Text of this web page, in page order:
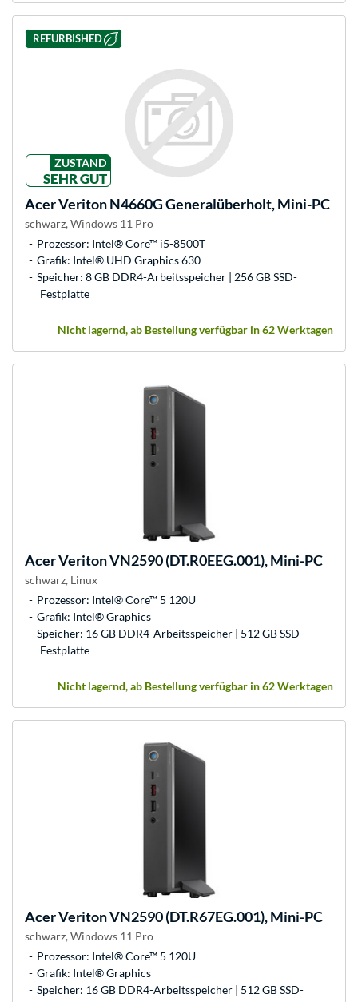
REFURBISHED
ZUSTAND
SEHR GUT
AcerVeriton N4660G Generalüberholt, Mini-PC
schwarz, Windows 11 Pro
Prozessor: Intel® Core™ i5-8500T
Grafik: Intel® UHD Graphics 630
Speicher: 8 GB DDR4-Arbeitsspeicher | 256 GB SSD-
Festplatte
Nicht lagernd, ab Bestellung verfügbar in 62 Werktagen
AcerVeriton VN2590 (DT.R0EEG.001), Mini-PC
schwarz, Linux
Prozessor: Intel® Core™ 5 120U
Grafik: Intel® Graphics
Speicher: 16 GB DDR4-Arbeitsspeicher | 512 GB SSD-
Festplatte
Nicht lagernd, ab Bestellung verfügbar in 62 Werktagen
AcerVeriton VN2590 (DT.R67EG.001), Mini-PC
schwarz, Windows 11 Pro
Prozessor: Intel® Core™ 5 120U
Grafik: Intel® Graphics
Speicher: 16 GB DDR4-Arbeitsspeicher | 512 GB SSD-